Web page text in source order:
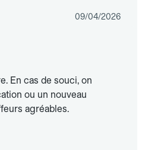
09/04/2026
En cas de souci, on
ou un nouveau
agréables.